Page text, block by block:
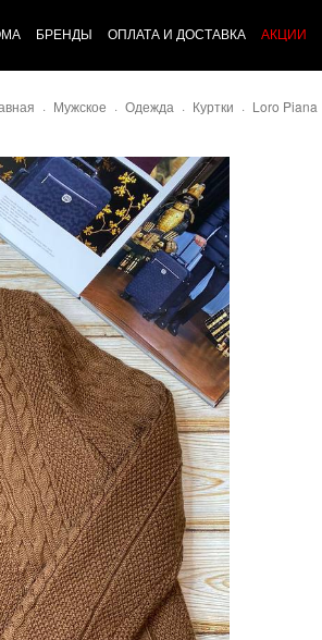
БРЕНДЫ ОПЛАТА И ДОСТАВКА АКЦИИ
Мужское Одежда Куртки Loro Piana